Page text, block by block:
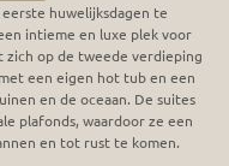
huwelijksdagen te
intieme en luxe plek voor
op de tweede verdieping
een eigen hot tub en een
en de oceaan. De suites
plafonds, waardoor ze een
en tot rust te komen.